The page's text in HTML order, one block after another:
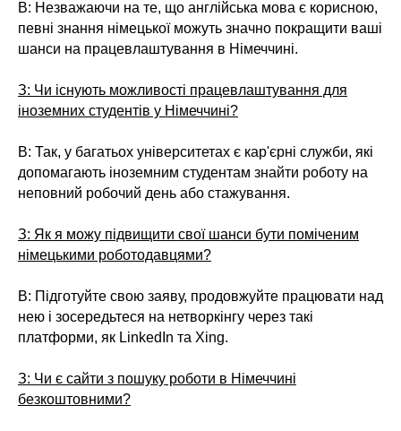
В: Незважаючи на те, що англійська мова є корисною,
певні знання німецької можуть значно покращити ваші
шанси на працевлаштування в Німеччині.
З: Чи існують можливості працевлаштування для
іноземних студентів у Німеччині?
В: Так, у багатьох університетах є кар'єрні служби, які
допомагають іноземним студентам знайти роботу на
неповний робочий день або стажування.
З: Як я можу підвищити свої шанси бути поміченим
німецькими роботодавцями?
В: Підготуйте свою заяву, продовжуйте працювати над
нею і зосередьтеся на нетворкінгу через такі
платформи, як LinkedIn та Xing.
З: Чи є сайти з пошуку роботи в Німеччині
безкоштовними?